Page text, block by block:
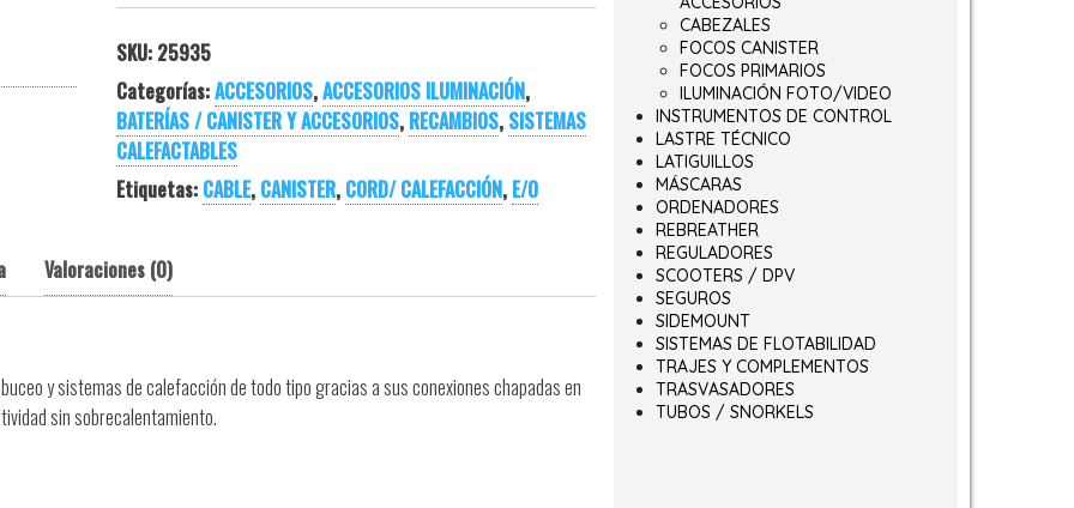
SKU: 25935
Categorías:ACCESORIOS,ACCESORIOS ILUMINACIÓN,
BATERÍAS / CANISTER Y ACCESORIOS, RECAMBIOS, SISTEMAS
CALEFACTABLES
Etiquetas: CABLE, CANISTER, CORD/ CALEFACCIÓN, E/O
Valoraciones (0)
y sistemas de calefacción de todo tipo gracias a sus conexiones chapadas en
sin sobrecalentamiento.
CABEZALES
FOCOS CANISTER
FOCOS PRIMARIOS
ILUMINACIÓN FOTO/VIDEO
INSTRUMENTOS DE CONTROL
LASTRE TÉCNICO
LATIGUILLOS
MÁSCARAS
ORDENADORES
REBREATHER
REGULADORES
SCOOTERS / DPV
SEGUROS
SIDEMOUNT
SISTEMAS DE FLOTABILIDAD
TRAJES Y COMPLEMENTOS
TRASVASADORES
TUBOS / SNORKELS